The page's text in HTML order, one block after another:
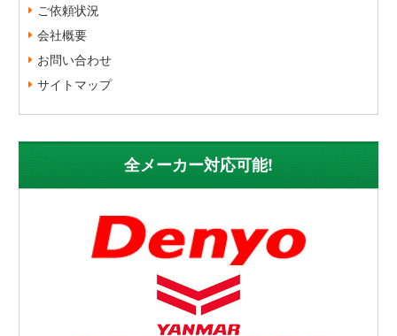
ご依頼状況
会社概要
お問い合わせ
サイトマップ
全メーカー対応可能!